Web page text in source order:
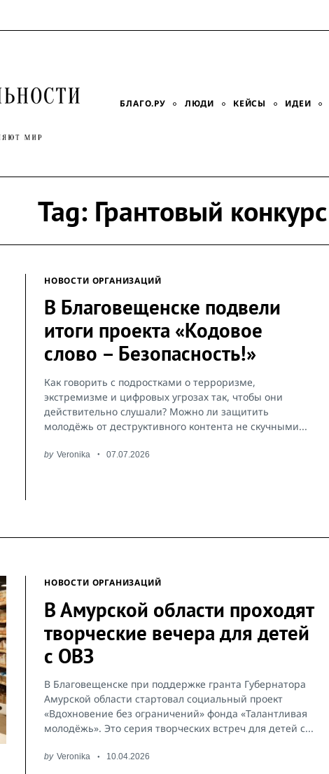
БЛАГО.РУ ЛЮДИ КЕЙСЫ ИДЕИ
Tag:Грантовый конкурс
НОВОСТИ ОРГАНИЗАЦИЙ
В Благовещенске подвели
итоги проекта «Кодовое
слово – Безопасность!»
Как говорить с подростками о терроризме,
экстремизме и цифровых угрозах так, чтобы они
действительно слушали? Можно ли защитить
молодёжь от деструктивного контента не скучными...
by Veronika 07.07.2026
НОВОСТИ ОРГАНИЗАЦИЙ
В Амурской области проходят
творческие вечера для детей
с ОВЗ
В Благовещенске при поддержке гранта Губернатора
Амурской области стартовал социальный проект
«Вдохновение без ограничений» фонда «Талантливая
молодёжь». Это серия творческих встреч для детей с...
by Veronika 10.04.2026